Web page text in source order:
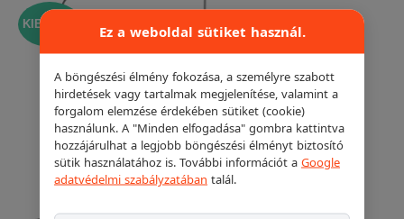
KIEMELT! Ez a weboldal sütiket használ.
A böngészési élmény fokozása, a személyre szabott
hirdetések vagy tartalmak megjelenítése, valamint a
forgalom elemzése érdekében sütiket (cookie)
használunk. A "Minden elfogadása" gombra kattintva
hozzájárulhat a legjobb böngészési élményt biztosító
sütik használatához is. További információt a Google
adatvédelmi szabályzatában talál.